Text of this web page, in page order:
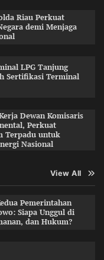
Riau Perkuat
demi Menjaga
LPG Tanjung
Sertifikasi Terminal
Dewan Komisaris
Perkuat
Terpadu untuk
Nasional
View All
Pemerintahan
Siapa Unggul di
dan Hukum?